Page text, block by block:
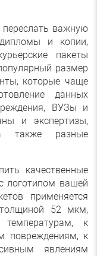
важную
и копии,
пакеты
размер
которые чаще
данных
ВУЗы и
и экспертизы,
также разные
качественные
логотипом вашей
применяется
52 мкм,
к
повреждениям, к
явлениям